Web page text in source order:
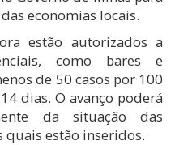
economias locais.
estão autorizados a
como bares e
de 50 casos por 100
dias. O avanço poderá
da situação das
estão inseridos.